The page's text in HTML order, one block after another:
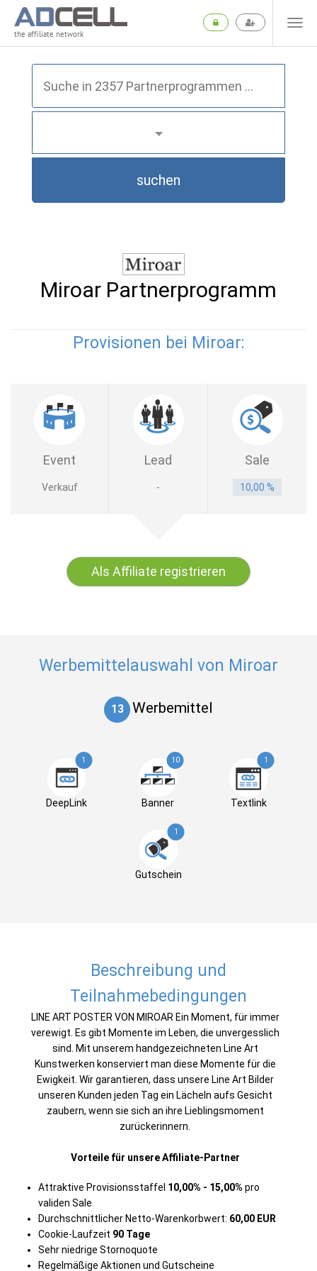
the affiliate network
suchen
Miroar Partnerprogramm
Provisionen bei Miroar:
Event Lead Sale
Verkauf - 10,00 %
Als Affiliate registrieren
Werbemittelauswahl von Miroar
13 Werbemittel
1
DeepLink
10
Banner
1
Textlink
1
Gutschein
Beschreibung und
Teilnahmebedingungen
LINE ART POSTER VON MIROAR Ein Moment, für immer
verewigt. Es gibt Momente im Leben, die unvergesslich
sind. Mit unserem handgezeichneten Line Art
Kunstwerken konserviert man diese Momente für die
Ewigkeit. Wir garantieren, dass unsere Line Art Bilder
unseren Kunden jeden Tag ein Lächeln aufs Gesicht
zaubern, wenn sie sich an ihre Lieblingsmoment
zurückerinnern.
Vorteile für unsere Affiliate-Partner
Attraktive Provisionsstaffel 10,00% - 15,00% pro
validen Sale
Durchschnittlicher Netto-Warenkorbwert: 60,00 EUR
Cookie-Laufzeit 90 Tage
Sehr niedrige Stornoquote
Regelmäßige Aktionen und Gutscheine